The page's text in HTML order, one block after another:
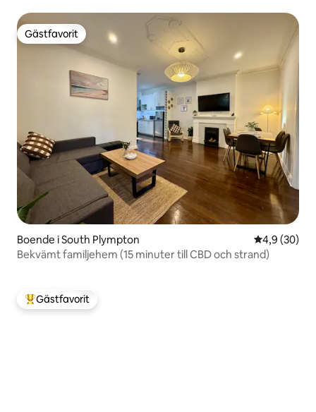
Gästfavorit
Gästfavorit
Boende i South Plympton 4,9 av 5 i
4,9 (30)
Bekvämt familjehem (15 minuter till CBD och strand)
Populär gästfavorit
Gästfavorit